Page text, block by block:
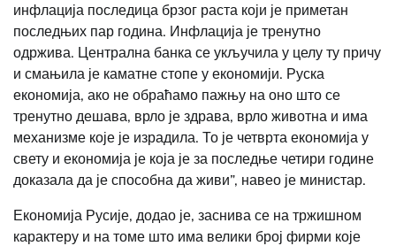
инфлација последица брзог раста који је приметан
последњих пар година. Инфлација је тренутно
одржива. Централна банка се укључила у целу ту причу
и смањила је каматне стопе у економији. Руска
економија, ако не обраћамо пажњу на оно што се
тренутно дешава, врло је здрава, врло животна и има
механизме које је израдила. То је четврта економија у
свету и економија је која је за последње четири године
доказала да је способна да живи”, навео је министар.
Економија Русије, додао је, заснива се на тржишном
карактеру и на томе што има велики број фирми које